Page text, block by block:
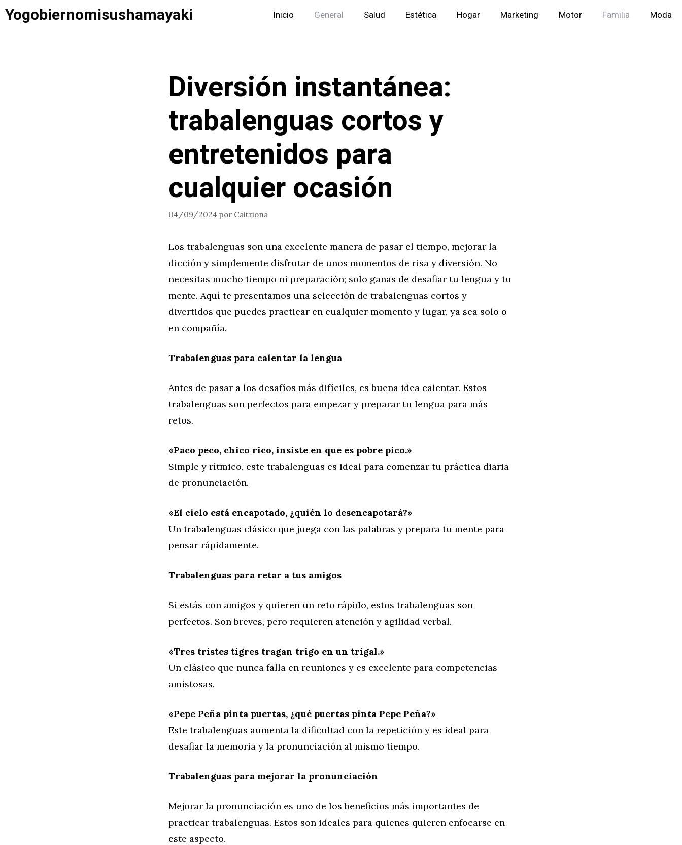
Saltar
Yogobiernomisushamayaki Inicio General Salud Estética Hogar Marketing Motor Familia Moda
Diversión instantánea:
trabalenguas cortos y
entretenidos para
cualquier ocasión
04/09/2024 por Caitriona
Los trabalenguas son una excelente manera de pasar el tiempo, mejorar la
dicción y simplemente disfrutar de unos momentos de risa y diversión. No
necesitas mucho tiempo ni preparación; solo ganas de desafiar tu lengua y tu
mente. Aquí te presentamos una selección de trabalenguas cortos y
divertidos que puedes practicar en cualquier momento y lugar, ya sea solo o
en compañía.
Trabalenguas para calentar la lengua
Antes de pasar a los desafíos más difíciles, es buena idea calentar. Estos
trabalenguas son perfectos para empezar y preparar tu lengua para más
retos.
«Paco peco, chico rico, insiste en que es pobre pico.»
Simple y rítmico, este trabalenguas es ideal para comenzar tu práctica diaria
de pronunciación.
«El cielo está encapotado, ¿quién lo desencapotará?»
Un trabalenguas clásico que juega con las palabras y prepara tu mente para
pensar rápidamente.
Trabalenguas para retar a tus amigos
Si estás con amigos y quieren un reto rápido, estos trabalenguas son
perfectos. Son breves, pero requieren atención y agilidad verbal.
«Tres tristes tigres tragan trigo en un trigal.»
Un clásico que nunca falla en reuniones y es excelente para competencias
amistosas.
«Pepe Peña pinta puertas, ¿qué puertas pinta Pepe Peña?»
Este trabalenguas aumenta la dificultad con la repetición y es ideal para
desafiar la memoria y la pronunciación al mismo tiempo.
Trabalenguas para mejorar la pronunciación
Mejorar la pronunciación es uno de los beneficios más importantes de
practicar trabalenguas. Estos son ideales para quienes quieren enfocarse en
este aspecto.